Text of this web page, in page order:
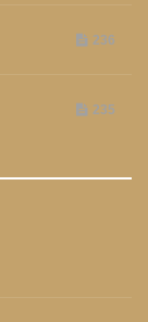
236
235